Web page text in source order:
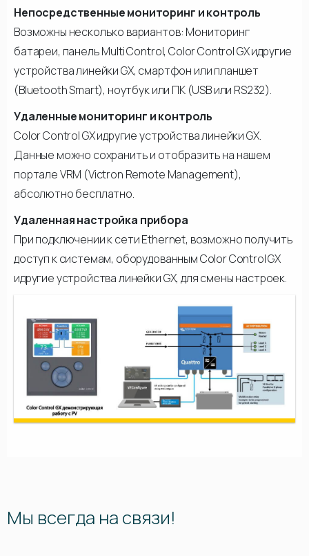
Непосредственные мониторинг и контроль
Возможны несколько вариантов: Мониторинг
батареи, панель Multi Control, Color Control GX идругие
устройства линейки GX, смартфон или планшет
(Bluetooth Smart), ноутбук или ПК (USB или RS232).
Удаленные мониторинг и контроль
Color Control GX идругие устройства линейки GX.
Данные можно сохранить и отобразить на нашем
портале VRM (Victron Remote Management),
абсолютно бесплатно.
Удаленная настройка прибора
При подключении к сети Ethernet, возможно получить
доступ к системам, оборудованным Color Control GX
идругие устройства линейки GX, для смены настроек.
Мы всегда на связи!